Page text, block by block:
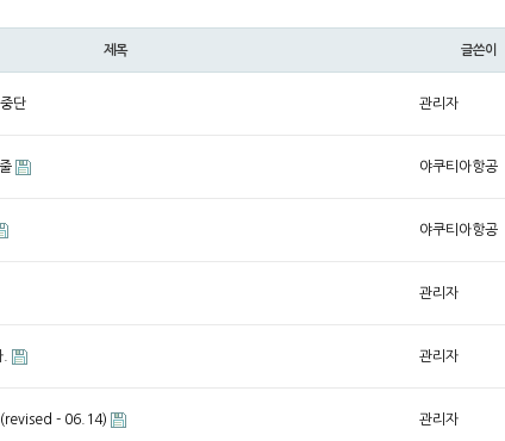
제목 글쓴이
단 관리자
야쿠티아항공
야쿠티아항공
관리자
관리자
(revised - 06.14) 관리자